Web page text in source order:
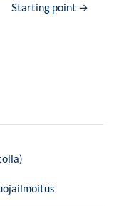
Starting point →